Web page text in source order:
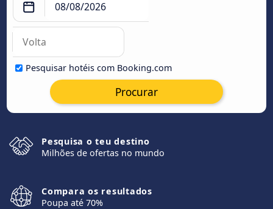
Pesquisar hotéis com Booking.com
Procurar
Pesquisa o teu destino
Milhões de ofertas no mundo
Compara os resultados
Poupa até 70%